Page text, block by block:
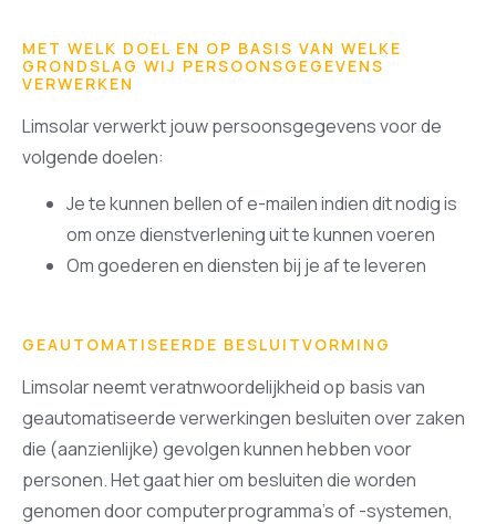
MET WELK DOEL EN OP BASIS VAN WELKE
GRONDSLAG WIJ PERSOONSGEGEVENS
VERWERKEN
Limsolar verwerkt jouw persoonsgegevens voor de
volgende doelen:
Je te kunnen bellen of e-mailen indien dit nodig is
om onze dienstverlening uit te kunnen voeren
Om goederen en diensten bij je af te leveren
GEAUTOMATISEERDE BESLUITVORMING
Limsolar neemt veratnwoordelijkheid op basis van
geautomatiseerde verwerkingen besluiten over zaken
die (aanzienlijke) gevolgen kunnen hebben voor
personen. Het gaat hier om besluiten die worden
genomen door computerprogramma’s of -systemen,